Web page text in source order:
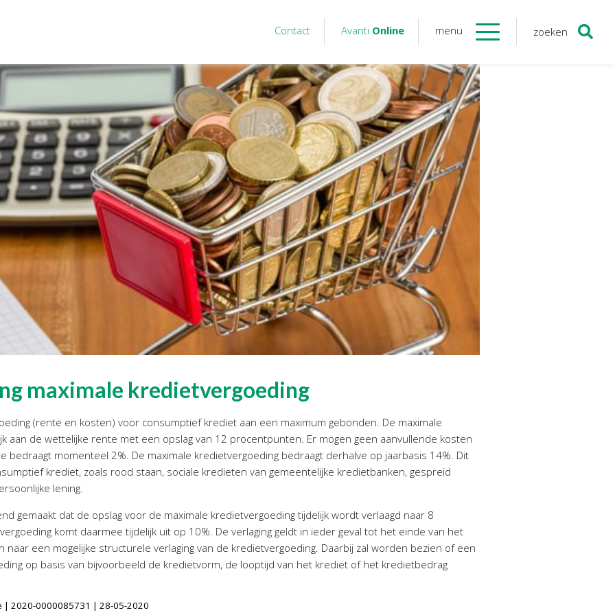
Contact Avanti Online menu zoeken
personeel
advies
Purmerend
Nieuws &informatie
Nieuwsbrief
Nieuwsoverzicht
Handige links
Downloads
Contact
AvantiOnline
Twinfield – Boekhouden
BaseCone – Facturen
Visionplanner – Rapportage
Klantenportaal – Online dossiers
Online Salaris – Salarissen
Nextens-Accorderen aangiften
maximale kredietvergoeding
(rente en kosten) voor consumptief krediet aan een maximum gebonden. De maximale
aan de wettelijke rente met een opslag van 12 procentpunten. Er mogen geen aanvullende kosten
momenteel 2%. De maximale kredietvergoeding bedraagt derhalve op jaarbasis 14%. Dit
krediet, zoals rood staan, sociale kredieten van gemeentelijke kredietbanken, gespreid
lening.
gemaakt dat de opslag voor de maximale kredietvergoeding tijdelijk wordt verlaagd naar 8
komt daarmee tijdelijk uit op 10%. De verlaging geldt in ieder geval tot het einde van het
naar een mogelijke structurele verlaging van de kredietvergoeding. Daarbij zal worden bezien of een
op basis van bijvoorbeeld de kredietvorm, de looptijd van het krediet of het kredietbedrag
| 2020-0000085731 | 28-05-2020